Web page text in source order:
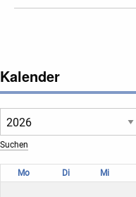
Kalender
Mo Di Mi